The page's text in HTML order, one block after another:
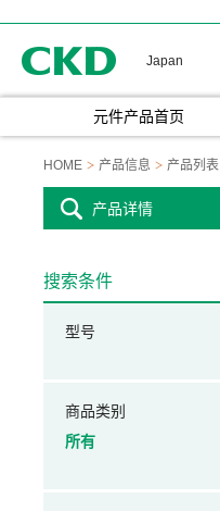
Japan
元件产品首页
HOME 产品信息 产品列表
产品详情
搜索条件
型号
商品类别
所有